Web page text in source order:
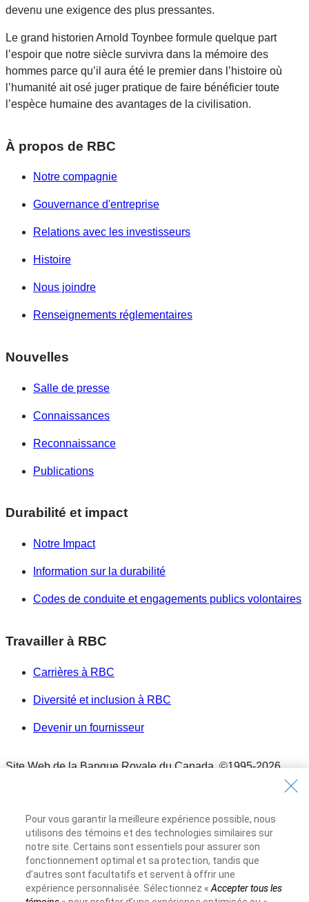
devenu une exigence des plus pressantes.
Le grand historien Arnold Toynbee formule quelque part
l’espoir que notre siècle survivra dans la mémoire des
hommes parce qu’il aura été le premier dans l’histoire où
l’humanité ait osé juger pratique de faire bénéficier toute
l’espèce humaine des avantages de la civilisation.
À propos de RBC
Notre compagnie
Gouvernance d'entreprise
Relations avec les investisseurs
Histoire
Nous joindre
Renseignements réglementaires
Nouvelles
Salle de presse
Connaissances
Reconnaissance
Publications
Durabilité et impact
Notre Impact
Information sur la durabilité
Codes de conduite et engagements publics volontaires
Travailler à RBC
Carrières à RBC
Diversité et inclusion à RBC
Devenir un fournisseur
Site Web de la Banque Royale du Canada,©1995-2026
Accessibilité
Accessibilité
Protection des renseignements et Sécurité
Protection des renseignements et Sécurité
Publicité et témoins
Pour vous garantir la meilleure expérience possible, nous
utilisons des témoins et des technologies similaires sur
notre site. Certains sont essentiels pour assurer son
fonctionnement optimal et sa protection, tandis que
d’autres sont facultatifs et servent à offrir une
expérience personnalisée. Sélectionnez « Accepter tous les